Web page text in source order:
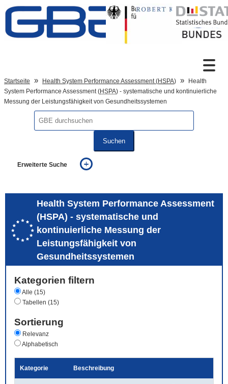
Zum Inhalt
Sprachumschaltung
Startseite Health System Performance Assessment (HSPA)
Health
System Performance Assessment (HSPA) - systematische und kontinuierliche
Messung der Leistungsfähigkeit von Gesundheitssystemen
Suchen
Erweiterte Suche
auch in allen Texten suchen (Volltextsuche)
auch Synonyme einbeziehen
auch ähnlich geschriebenes einbeziehen
Health System Performance Assessment
(HSPA) - systematische und
kontinuierliche Messung der
Leistungsfähigkeit von
Gesundheitssystemen
Kategorien filtern
Alle (15)
Tabellen (15)
Sortierung
Relevanz
Alphabetisch
Kategorie Beschreibung